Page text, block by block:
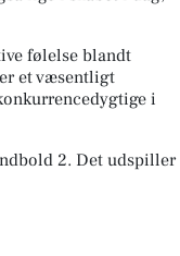
følelse blandt
et væsentligt
i
2. Det udspiller